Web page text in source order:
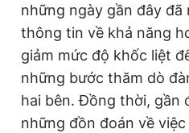
những ngày gần đây đã
thông tin về khả năng
giảm mức độ khốc liệt
những bước thăm dò
hai bên. Đồng thời, gần
những đồn đoán về